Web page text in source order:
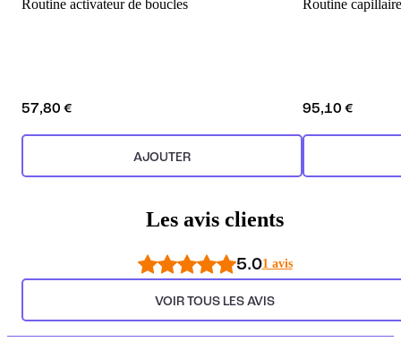
Routine activateur de boucles
57,80 €
AJOUTER
Routine
95,10 €
Les avis clients
5.01 avis
VOIR TOUS LES AVIS